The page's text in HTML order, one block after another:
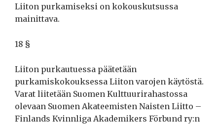
Liiton purkamiseksi on kokouskutsussa
mainittava.
18 §
Liiton purkautuessa päätetään
purkamiskokouksessa Liiton varojen käytöstä.
Varat liitetään Suomen Kulttuurirahastossa
olevaan Suomen Akateemisten Naisten Liitto –
Finlands Kvinnliga Akademikers Förbund ry:n